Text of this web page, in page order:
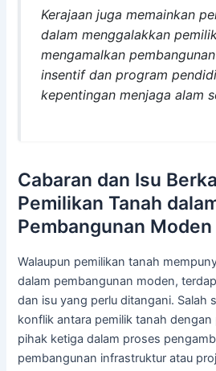
Kerajaan juga memainkan
dalam menggalakkan
mengamalkan
insentif dan program
kepentingan menjaga alam
Cabaran dan Isu
Pemilikan Tanah
Pembangunan Moden
Walaupun pemilikan tanah
dalam pembangunan moden,
dan isu yang perlu ditangani. Salah
konflik antara pemilik tanah dengan
pihak ketiga dalam proses
pembangunan infrastruktur atau